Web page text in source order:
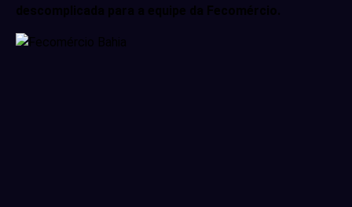
descomplicada para a equipe da Fecomércio.